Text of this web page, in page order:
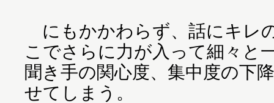
にもかかわらず、話にキレ
こでさらに力が入って細々と
聞き手の関心度、集中度の下
せてしまう。